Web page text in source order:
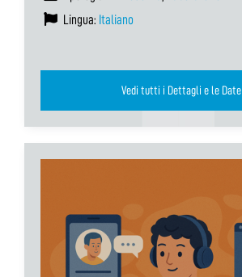
Lingua: Italiano
Vedi tutti i Dettagli e le Date